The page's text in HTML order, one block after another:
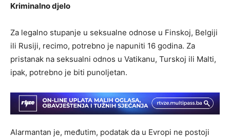
Kriminalno djelo
Za legalno stupanje u seksualne odnose u Finskoj, Belgiji
ili Rusiji, recimo, potrebno je napuniti 16 godina. Za
pristanak na seksualni odnos u Vatikanu, Turskoj ili Malti,
ipak, potrebno je biti punoljetan.
Alarmantan je, međutim, podatak da u Evropi ne postoji